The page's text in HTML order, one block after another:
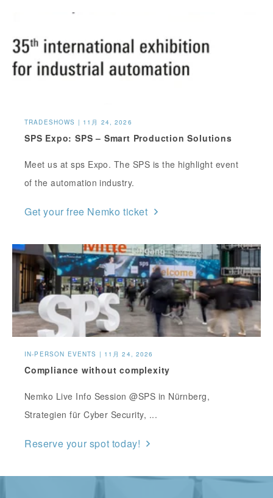
TRADESHOWS | 11月 24, 2026
SPS Expo: SPS – Smart Production Solutions
Meet us at sps Expo. The SPS is the highlight event
of the automation industry.
Get your free Nemko ticket
IN-PERSON EVENTS | 11月 24, 2026
Compliance without complexity
Nemko Live Info Session @SPS in Nürnberg,
Strategien für Cyber Security, ...
Reserve your spot today!